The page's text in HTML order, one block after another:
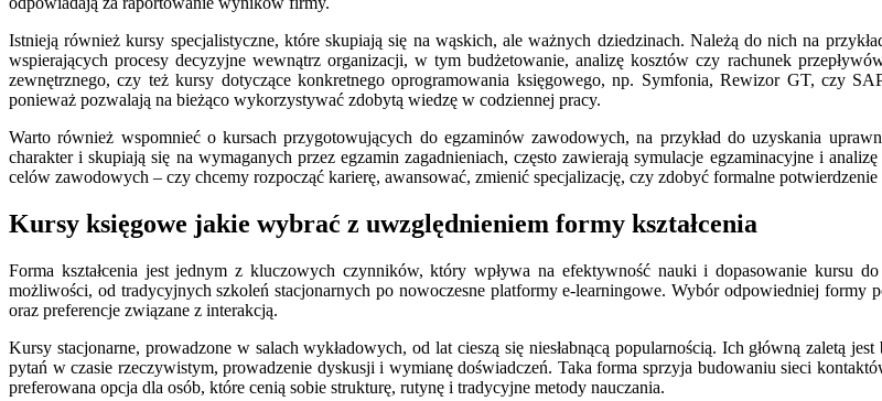
Istnieją również kursy specjalistyczne, które skupiają się na wąskich, ale ważnych dziedzinach. Należą do nich na
wspierających procesy decyzyjne wewnątrz organizacji, w tym budżetowanie, analizę kosztów czy rachunek
zewnętrznego, czy też kursy dotyczące konkretnego oprogramowania księgowego, np. Symfonia, Rewizor GT, czy
ponieważ pozwalają na bieżąco wykorzystywać zdobytą wiedzę w codziennej pracy.
Warto również wspomnieć o kursach przygotowujących do egzaminów zawodowych, na przykład do uzyskania
charakter i skupiają się na wymaganych przez egzamin zagadnieniach, często zawierają symulacje egzaminacyjne i
celów zawodowych – czy chcemy rozpocząć karierę, awansować, zmienić specjalizację, czy zdobyć formalne
Kursy księgowe jakie wybrać z uwzględnieniem formy kształcenia
Forma kształcenia jest jednym z kluczowych czynników, który wpływa na efektywność nauki i dopasowanie kursu
możliwości, od tradycyjnych szkoleń stacjonarnych po nowoczesne platformy e-learningowe. Wybór odpowiedniej formy
oraz preferencje związane z interakcją.
Kursy stacjonarne, prowadzone w salach wykładowych, od lat cieszą się niesłabnącą popularnością. Ich główną zaletą
pytań w czasie rzeczywistym, prowadzenie dyskusji i wymianę doświadczeń. Taka forma sprzyja budowaniu sieci
preferowana opcja dla osób, które cenią sobie strukturę, rutynę i tradycyjne metody nauczania.